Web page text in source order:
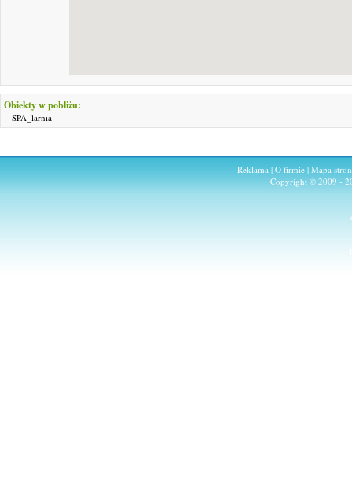
Obiekty w pobliżu:
SPA_larnia
Reklama | O firmie | Mapa
Copyright © 2009 -